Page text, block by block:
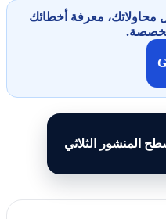
معرفة أخطائك
المنشور الثلاثي